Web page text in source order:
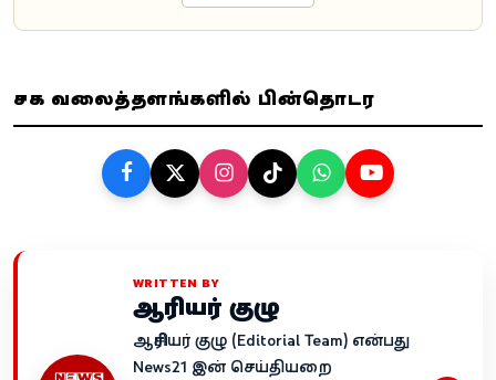
சமூக வலைத்தளங்களில் பின்தொடர
WRITTEN BY
ஆசிரியர் குழு
ஆசிரியர் குழு (Editorial Team) என்பது
News21 இன் செய்தியறை